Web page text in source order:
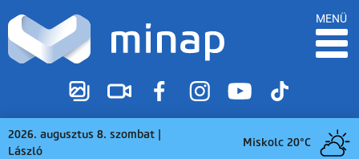
MENÜ
2026. augusztus 8. szombat |
László
Miskolc 20°C